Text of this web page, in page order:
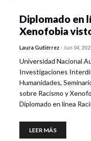
Diplomado en
Xenofobia
Laura Gutiérrez - Jun 04,
Universidad Nacional
Investigaciones
Humanidades,
sobre Racismo y
Diplomado en línea
LEER MÁS